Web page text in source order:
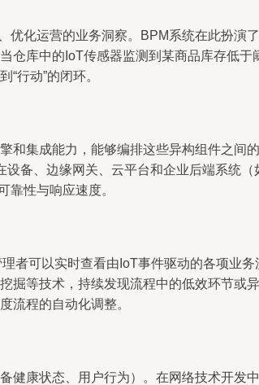
化运营的业务洞察。BPM系统在此扮演了
仓库中的IoT传感器监测到某商品库存低于
行动”的闭环。
和集成能力，能够编排这些异构组件之间
备、边缘网关、云平台和企业后端系统
靠性与响应速度。
者可以实时查看由IoT事件驱动的各项业
掘等技术，持续发现流程中的低效环节或
流程的自动化调整。
健康状态、用户行为）。在网络技术开发